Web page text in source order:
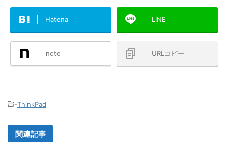
Hatena LINE
note URLコピー
-ThinkPad
関連記事